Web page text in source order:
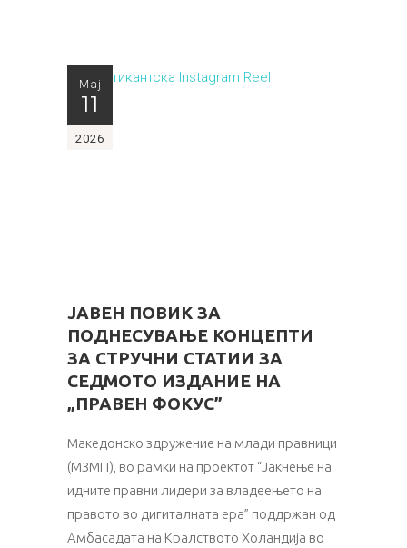
Мај
11
2026
ЈАВЕН ПОВИК ЗА
ПОДНЕСУВАЊЕ КОНЦЕПТИ
ЗА СТРУЧНИ СТАТИИ ЗА
СЕДМОТО ИЗДАНИЕ НА
„ПРАВЕН ФОКУС”
Македонско здружение на млади правници
(МЗМП), во рамки на проектот “Јакнење на
идните правни лидери за владеењето на
правото во дигиталната ера” поддржан од
Амбасадата на Кралството Холандија во